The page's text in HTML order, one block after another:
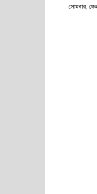
সোমবার,